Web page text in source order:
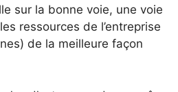
sur la bonne voie, une voie
ressources de l’entreprise
de la meilleure façon